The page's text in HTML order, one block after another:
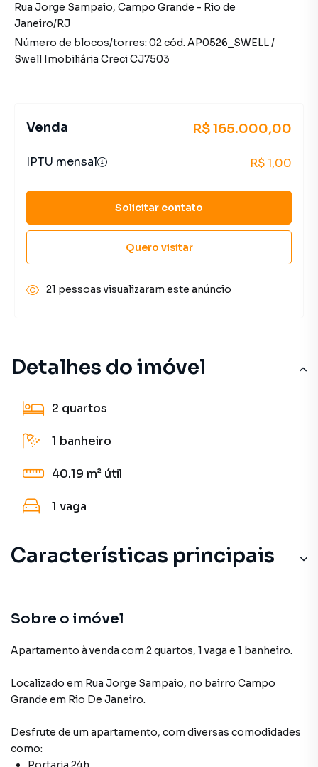
Detalhes do imóvel
2 quartos
1 banheiro
40.19 m² útil
1 vaga
Características principais
Sobre o imóvel
Apartamento à venda com 2 quartos, 1 vaga e 1 banheiro.
Localizado em Rua Jorge Sampaio, no bairro Campo
Grande em Rio De Janeiro.
Desfrute de um apartamento, com diversas comodidades
como:
Rua Jorge Sampaio, Campo Grande - Rio de
Janeiro/RJ
Número de blocos/torres: 02cód. AP0526_SWELL/
Swell Imobiliária CreciCJ7503
Venda R$ 165.000,00
IPTU mensal R$ 1,00
Solicitar contato
Quero visitar
21 pessoas visualizaram este anúncio